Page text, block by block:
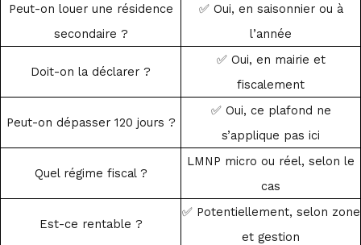
Peut-on louer une résidence
secondaire ?
✅ Oui, en saisonnier ou à
l’année
Doit-on la déclarer ?
✅ Oui, en mairie et
fiscalement
Peut-on dépasser 120 jours ?
✅ Oui, ce plafond ne
s’applique pas ici
Quel régime fiscal ?
LMNP micro ou réel, selon le
cas
Est-ce rentable ?
✅ Potentiellement, selon zone
et gestion